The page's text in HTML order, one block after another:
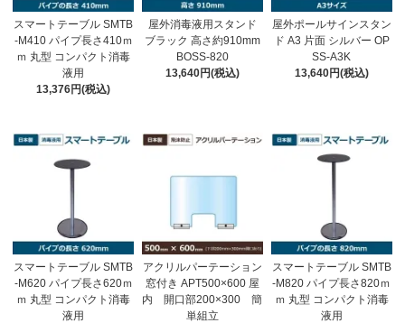
スマートテーブル SMTB
-M410 パイプ長さ410ｍ
ｍ 丸型 コンパクト消毒
液用
13,376円(税込)
屋外消毒液用スタンド
ブラック 高さ約910mm
BOSS-820
13,640円(税込)
屋外ポールサインスタン
ド A3 片面 シルバー OP
SS-A3K
13,640円(税込)
スマートテーブル SMTB
-M620 パイプ長さ620ｍ
ｍ 丸型 コンパクト消毒
液用
アクリルパーテーション
窓付き APT500×600 屋
内 開口部200×300 簡
単組立
スマートテーブル SMTB
-M820 パイプ長さ820ｍ
ｍ 丸型 コンパクト消毒
液用